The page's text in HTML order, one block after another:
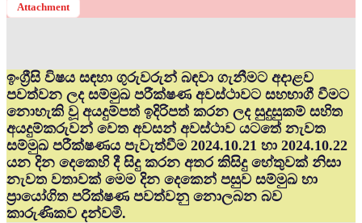
Attachment
ඉංග්‍රීසි විෂය සඳහා ගුරුවරුන් බඳවා ගැනීමට අදාළව
පවත්වන ලද සම්මුඛ පරීක්ෂණ අවස්ථාවට සහභාගී වීමට
නොහැකි වූ අයදුම්පත් ඉදිරිපත් කරන ලද සුදුසුකම් සහිත
අයදුම්කරුවන් වෙත අවසන් අවස්ථාව යටතේ නැවත
සම්මුඛ පරීක්ෂණය පැවැත්වීම 2024.10.21 හා 2024.10.22
යන දින දෙකෙහි දී සිදු කරන අතර කිසිදු හේතුවක් නිසා
නැවත වතාවක් මෙම දින දෙකෙන් පසුව සම්මුඛ හා
ප්‍රායෝගිත පරික්ෂණ පවත්වනු නොලබන බව
කාරුණිකව දන්වමි.